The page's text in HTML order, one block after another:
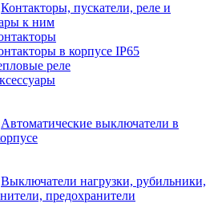
Контакторы, пускатели, реле и
к ним
в корпусе IP65
реле
Автоматические выключатели в
Выключатели нагрузки, рубильники,
предохранители